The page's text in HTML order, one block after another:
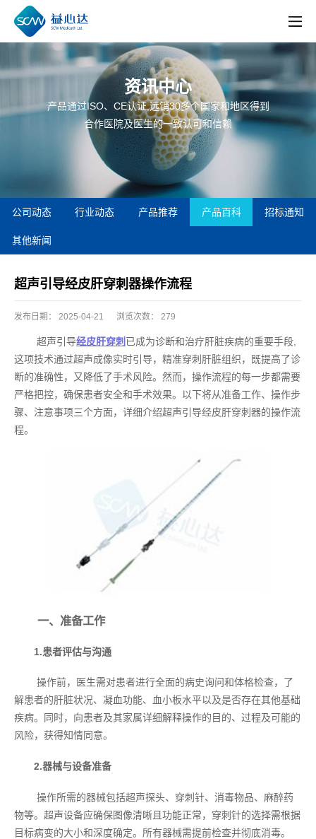
资讯中心
产品通过ISO、CE认证,远销30多个国家和地区得到
合作医院及医生的一致认可和信赖
公司动态 行业动态 产品推荐 产品百科 招标通知
其他新闻
超声引导经皮肝穿刺器操作流程
发布日期： 2025-04-21 浏览次数： 279
超声引导经皮肝穿刺 已成为诊断和治疗肝脏疾病的重要手段,
这项技术通过超声成像实时引导，精准穿刺肝脏组织，既提高了诊
断的准确性，又降低了手术风险。然而，操作流程的每一步都需要
严格把控，确保患者安全和手术效果。以下将从准备工作、操作步
骤、注意事项三个方面，详细介绍超声引导经皮肝穿刺器的操作流
程。
一、准备工作
1.患者评估与沟通
操作前，医生需对患者进行全面的病史询问和体格检查，了
解患者的肝脏状况、凝血功能、血小板水平以及是否存在其他基础
疾病。同时，向患者及其家属详细解释操作的目的、过程及可能的
风险，获得知情同意。
2.器械与设备准备
操作所需的器械包括超声探头、穿刺针、消毒物品、麻醉药
物等。超声设备应确保图像清晰且功能正常，穿刺针的选择需根据
目标病变的大小和深度确定。所有器械需提前检查并彻底消毒。